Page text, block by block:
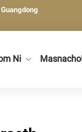
Ni Masnachol